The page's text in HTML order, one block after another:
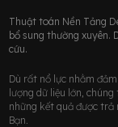
Thuật toán Nền Tảng
bổ sung thường xuyên.
cứu.
Dù rất nổ lực nhằm
lượng dữ liệu lớn,
những kết quả được trả
Bạn.